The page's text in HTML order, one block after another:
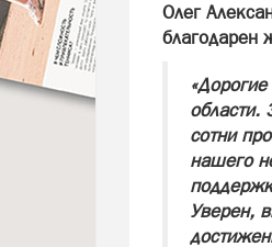
Олег
благодарен
области.
сотни
нашего
Уверен,